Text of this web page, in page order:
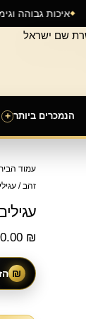
איכות
הנמכרים ביותר +
עמוד
זהב/
₪
₪